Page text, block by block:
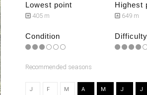
Lowest point
405 m
Highest
649 m
Condition Difficulty
Recommended seasons
J F M A M J J